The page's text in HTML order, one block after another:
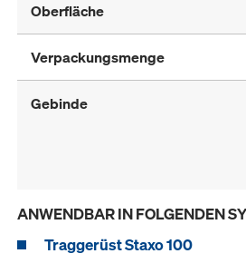
Oberfläche
Verpackungsmenge
Gebinde
ANWENDBAR IN FOLGENDEN
Traggerüst Staxo 100